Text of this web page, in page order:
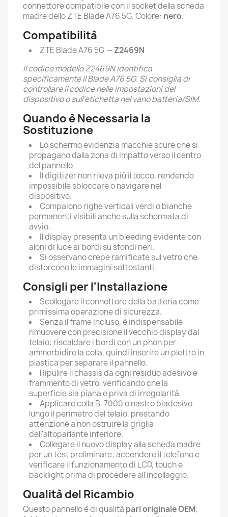
connettore compatibile con il socket della scheda
madre dello ZTE Blade A76 5G. Colore: nero.
Compatibilità
ZTE Blade A76 5G —Z2469N
Il codice modello Z2469N identifica
specificamente il Blade A76 5G. Si consiglia di
controllare il codice nelle impostazioni del
dispositivo o sull'etichetta nel vano batteria/SIM.
Quando è Necessaria la
Sostituzione
Lo schermo evidenzia macchie scure che si
propagano dalla zona di impatto verso il centro
del pannello.
Il digitizer non rileva più il tocco, rendendo
impossibile sbloccare o navigare nel
dispositivo.
Compaiono righe verticali verdi o bianche
permanenti visibili anche sulla schermata di
avvio.
Il display presenta un bleeding evidente con
aloni di luce ai bordi su sfondi neri.
Si osservano crepe ramificate sul vetro che
distorcono le immagini sottostanti.
Consigli per l'Installazione
Scollegare il connettore della batteria come
primissima operazione di sicurezza.
Senza il frame incluso, è indispensabile
rimuovere con precisione il vecchio display dal
telaio: riscaldare i bordi con un phon per
ammorbidire la colla, quindi inserire un plettro in
plastica per separare il pannello.
Ripulire il chassis da ogni residuo adesivo e
frammento di vetro, verificando che la
superficie sia piana e priva di irregolarità.
Applicare colla B-7000 o nastro biadesivo
lungo il perimetro del telaio, prestando
attenzione a non ostruire la griglia
dell'altoparlante inferiore.
Collegare il nuovo display alla scheda madre
per un test preliminare: accendere il telefono e
verificare il funzionamento di LCD, touch e
backlight prima di procedere all'incollaggio.
Qualità del Ricambio
Questo pannello è di qualità pari originale OEM,